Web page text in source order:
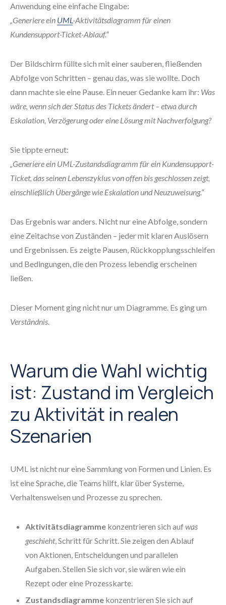
Anwendung eine einfache Eingabe:
„Generiere ein UML-Aktivitätsdiagramm für einen
Kundensupport-Ticket-Ablauf.“
Der Bildschirm füllte sich mit einer sauberen, fließenden
Abfolge von Schritten – genau das, was sie wollte. Doch
dann machte sie eine Pause. Ein neuer Gedanke kam ihr: Was
wäre, wenn sich der Status des Tickets ändert – etwa durch
Eskalation, Verzögerung oder eine Lösung mit Nachverfolgung?
Sie tippte erneut:
„Generiere ein UML-Zustandsdiagramm für ein Kundensupport-
Ticket, das seinen Lebenszyklus von offen bis geschlossen zeigt,
einschließlich Übergänge wie Eskalation und Neuzuweisung.“
Das Ergebnis war anders. Nicht nur eine Abfolge, sondern
eine Zeitachse von Zuständen – jeder mit klaren Auslösern
und Ergebnissen. Es zeigte Pausen, Rückkopplungsschleifen
und Bedingungen, die den Prozess lebendig erscheinen
ließen.
Dieser Moment ging nicht nur um Diagramme. Es ging um
Verständnis.
Warum die Wahl wichtig
ist: Zustand im Vergleich
zu Aktivität in realen
Szenarien
UML ist nicht nur eine Sammlung von Formen und Linien. Es
ist eine Sprache, die Teams hilft, klar über Systeme,
Verhaltensweisen und Prozesse zu sprechen.
Aktivitätsdiagramme konzentrieren sich aufwas
geschieht, Schritt für Schritt. Sie zeigen den Ablauf
von Aktionen, Entscheidungen und parallelen
Aufgaben. Stellen Sie sich vor, sie wären wie ein
Rezept oder eine Prozesskarte.
Zustandsdiagramme konzentrieren Sie sich auf